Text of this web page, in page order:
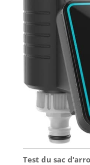
Test du sac